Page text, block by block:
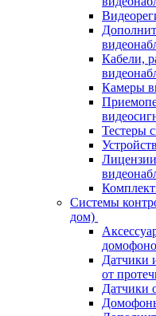
Кабели,
Камеры
Тестеры
Системы
дом)
Датчики
от
Датчики